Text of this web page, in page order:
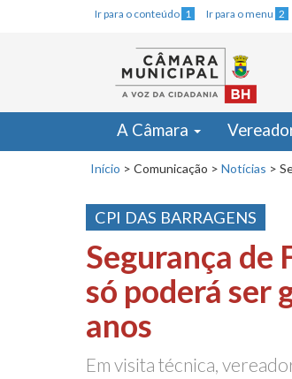
Ir para o conteúdo 1 Ir para o menu 2
A Câmara
Início > Comunicação > Notícias >
CPI DAS BARRAGENS
Segurança de
só poderá ser
anos
Em visita técnica,